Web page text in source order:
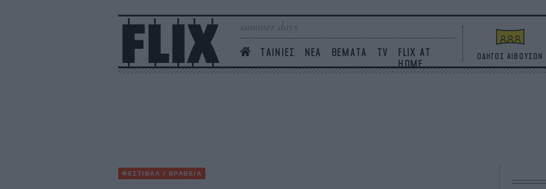
summer days
ΤΑΙΝΙΕΣ ΝΕΑ ΘΕΜΑΤΑ TV
FLIX AT
HOME
ΟΔΗΓΟΣ ΑΙΘΟΥΣΩΝ
ΦΕΣΤΙΒΑΛ / ΒΡΑΒΕΙΑ